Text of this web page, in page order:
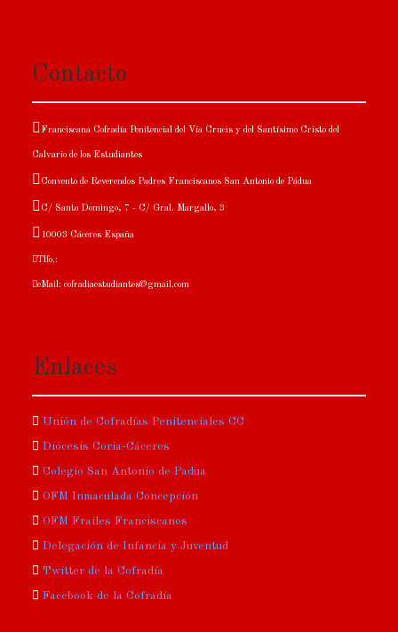
Contacto
Franciscana Cofradía Penitencial del Vía Crucis y del Santísimo Cristo del
Calvario de los Estudiantes
Convento de Reverendos Padres Franciscanos San Antonio de Pádua
C/ Santo Domingo, 7 - C/ Gral. Margallo, 3
10003 Cáceres España
Tlfo.:
eMail: cofradiaestudiantes@gmail.com
Enlaces
Unión de Cofradías Penitenciales CC
Diócesis Coria-Cáceres
Colegio San Antonio de Padua
OFM Inmaculada Concepción
OFM Frailes Franciscanos
Delegación de Infancia y Juventud
Twitter de la Cofradía
Facebook de la Cofradía